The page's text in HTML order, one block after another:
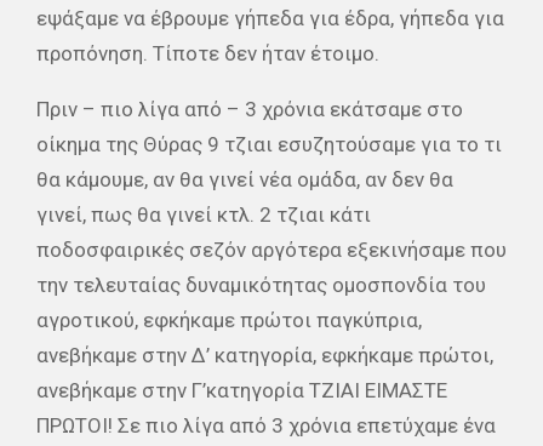
εψάξαμε να έβρουμε γήπεδα για έδρα, γήπεδα για
προπόνηση. Τίποτε δεν ήταν έτοιμο.
Πριν – πιο λίγα από – 3 χρόνια εκάτσαμε στο
οίκημα της Θύρας 9 τζιαι εσυζητούσαμε για το τι
θα κάμουμε, αν θα γινεί νέα ομάδα, αν δεν θα
γινεί, πως θα γινεί κτλ. 2 τζιαι κάτι
ποδοσφαιρικές σεζόν αργότερα εξεκινήσαμε που
την τελευταίας δυναμικότητας ομοσπονδία του
αγροτικού, εφκήκαμε πρώτοι παγκύπρια,
ανεβήκαμε στην Δ’ κατηγορία, εφκήκαμε πρώτοι,
ανεβήκαμε στην Γ’κατηγορία ΤΖΙΑΙ ΕΙΜΑΣΤΕ
ΠΡΩΤΟΙ! Σε πιο λίγα από 3 χρόνια επετύχαμε ένα